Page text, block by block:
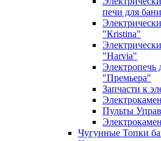
печи для бани
"Кristina"
"Harvia"
Электропечь
"Премьера"
Запчасти к
Пульты
Чугунные Топки